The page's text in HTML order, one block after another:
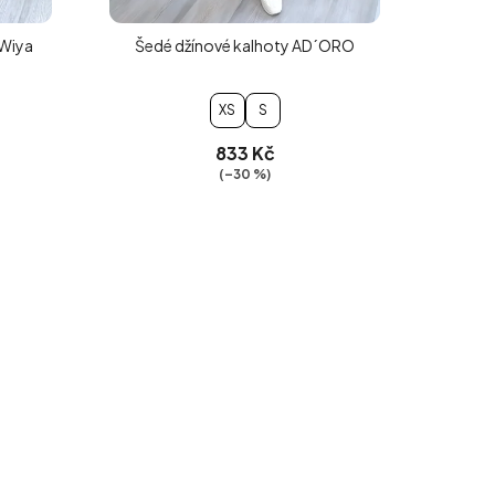
Šedé džínové kalhoty AD´ORO
XS S
833 Kč
(–30 %)